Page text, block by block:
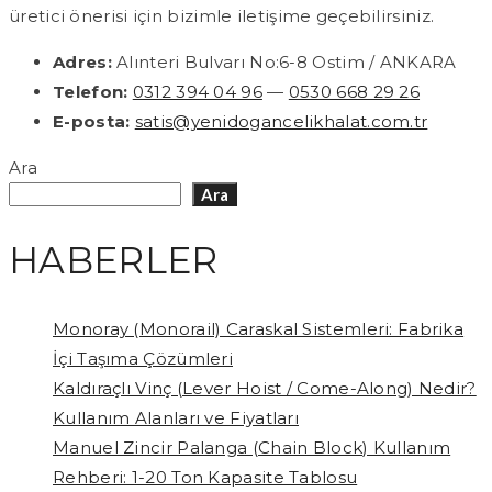
üretici önerisi için bizimle iletişime geçebilirsiniz.
Adres:Alınteri Bulvarı No:6-8 Ostim / ANKARA
Telefon: 0312 394 04 96— 0530 668 29 26
E-posta: satis@yenidogancelikhalat.com.tr
Ara
Ara
HABERLER
Monoray (Monorail) Caraskal Sistemleri: Fabrika
İçi Taşıma Çözümleri
Kaldıraçlı Vinç (Lever Hoist / Come-Along) Nedir?
Kullanım Alanları ve Fiyatları
Manuel Zincir Palanga (Chain Block) Kullanım
Rehberi: 1-20 Ton Kapasite Tablosu